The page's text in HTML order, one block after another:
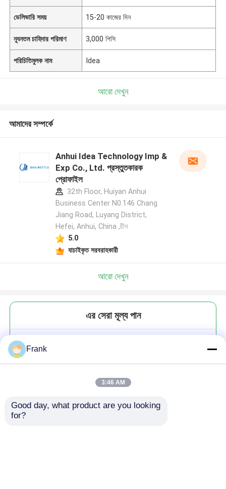
ডেলিভারি সময় 15-20 কাজের দিন
ন্যূনতম চাহিদার পরিমাণ 3,000 পিসি
পরিচিতিমুলক নাম Idea
আরো দেখুন
আমাদের সম্পর্কে
Anhui Idea Technology Imp &
Exp Co., Ltd. প্রস্তুতকারক
প্রোফাইল
32th Floor, Huiyan Anhui
Business Center N0.146 Chang
Jiang Road, Luyang District,
Hefei, Anhui, China ,চীন
5.0
যাচাইকৃত সরবরাহকারী
আরো দেখুন
এর সেরা মূল্য পান
Frank
3:46 AM
Good day, what product are you looking
for?